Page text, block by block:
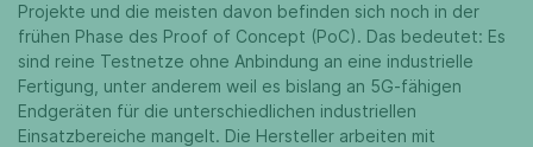
Projekte und die meisten davon befinden sich noch in der
frühen Phase des Proof of Concept (PoC). Das bedeutet: Es
sind reine Testnetze ohne Anbindung an eine industrielle
Fertigung, unter anderem weil es bislang an 5G-fähigen
Endgeräten für die unterschiedlichen industriellen
Einsatzbereiche mangelt. Die Hersteller arbeiten mit